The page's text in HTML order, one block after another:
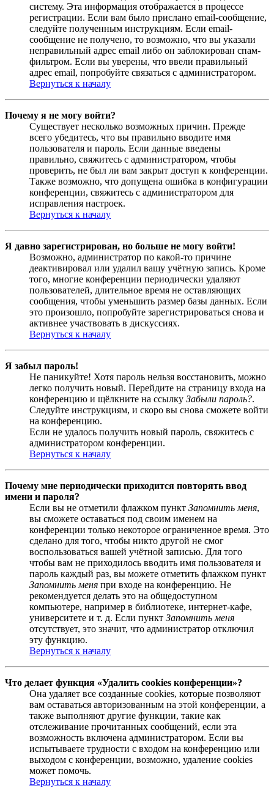
систему. Эта информация отображается в процессе
регистрации. Если вам было прислано email-сообщение,
следуйте полученным инструкциям. Если email-
сообщение не получено, то возможно, что вы указали
неправильный адрес email либо он заблокирован спам-
фильтром. Если вы уверены, что ввели правильный
адрес email, попробуйте связаться с администратором.
Вернуться к началу
Почему я не могу войти?
Существует несколько возможных причин. Прежде
всего убедитесь, что вы правильно вводите имя
пользователя и пароль. Если данные введены
правильно, свяжитесь с администратором, чтобы
проверить, не был ли вам закрыт доступ к конференции.
Также возможно, что допущена ошибка в конфигурации
конференции, свяжитесь с администратором для
исправления настроек.
Вернуться к началу
Я давно зарегистрирован, но больше не могу войти!
Возможно, администратор по какой-то причине
деактивировал или удалил вашу учётную запись. Кроме
того, многие конференции периодически удаляют
пользователей, длительное время не оставляющих
сообщения, чтобы уменьшить размер базы данных. Если
это произошло, попробуйте зарегистрироваться снова и
активнее участвовать в дискуссиях.
Вернуться к началу
Я забыл пароль!
Не паникуйте! Хотя пароль нельзя восстановить, можно
легко получить новый. Перейдите на страницу входа на
конференцию и щёлкните на ссылку Забыли пароль?.
Следуйте инструкциям, и скоро вы снова сможете войти
на конференцию.
Если не удалось получить новый пароль, свяжитесь с
администратором конференции.
Вернуться к началу
Почему мне периодически приходится повторять ввод
имени и пароля?
Если вы не отметили флажком пункт Запомнить меня,
вы сможете оставаться под своим именем на
конференции только некоторое ограниченное время. Это
сделано для того, чтобы никто другой не смог
воспользоваться вашей учётной записью. Для того
чтобы вам не приходилось вводить имя пользователя и
пароль каждый раз, вы можете отметить флажком пункт
Запомнить меня при входе на конференцию. Не
рекомендуется делать это на общедоступном
компьютере, например в библиотеке, интернет-кафе,
университете и т. д. Если пункт Запомнить меня
отсутствует, это значит, что администратор отключил
эту функцию.
Вернуться к началу
Что делает функция «Удалить cookies конференции»?
Она удаляет все созданные cookies, которые позволяют
вам оставаться авторизованным на этой конференции, а
также выполняют другие функции, такие как
отслеживание прочитанных сообщений, если эта
возможность включена администратором. Если вы
испытываете трудности с входом на конференцию или
выходом с конференции, возможно, удаление cookies
может помочь.
Вернуться к началу